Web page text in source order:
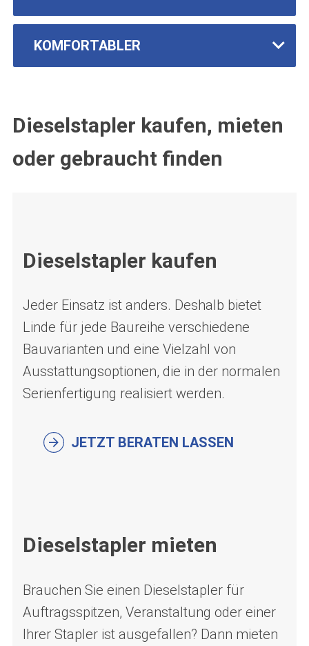
KOMFORTABLER
Dieselstapler kaufen, mieten
oder gebraucht finden
Dieselstapler kaufen
Jeder Einsatz ist anders. Deshalb bietet
Linde für jede Baureihe verschiedene
Bauvarianten und eine Vielzahl von
Ausstattungsoptionen, die in der normalen
Serienfertigung realisiert werden.
JETZT BERATEN LASSEN
Dieselstapler mieten
Brauchen Sie einen Dieselstapler für
Auftragsspitzen, Veranstaltung oder einer
Ihrer Stapler ist ausgefallen? Dann mieten